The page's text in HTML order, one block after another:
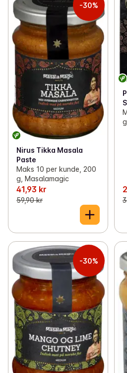
-30%
Nirus Tikka Masala
Paste
Maks 10 per kunde, 200
g, Masalamagic
41,93 kr
59,90 kr
-30%